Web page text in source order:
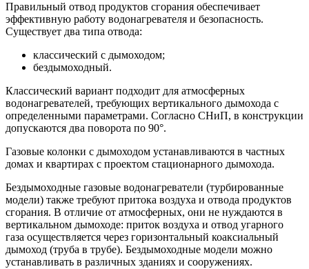
Правильный отвод продуктов сгорания обеспечивает
эффективную работу водонагревателя и безопасность.
Существует два типа отвода:
классический с дымоходом;
бездымоходный.
Классический вариант подходит для атмосферных
водонагревателей, требующих вертикального дымохода с
определенными параметрами. Согласно СНиП, в конструкции
допускаются два поворота по 90°.
Газовые колонки с дымоходом устанавливаются в частных
домах и квартирах с проектом стационарного дымохода.
Бездымоходные газовые водонагреватели (турбированные
модели) также требуют притока воздуха и отвода продуктов
сгорания. В отличие от атмосферных, они не нуждаются в
вертикальном дымоходе: приток воздуха и отвод угарного
газа осуществляется через горизонтальный коаксиальный
дымоход (труба в трубе). Бездымоходные модели можно
устанавливать в различных зданиях и сооружениях.